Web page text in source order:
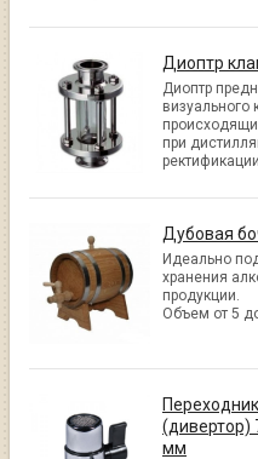
Диоптр
Диоптр
визуального
при
ректификации.
Дубовая
Идеально
хранения
продукции.
Объем от 5
(дивертор)
мм